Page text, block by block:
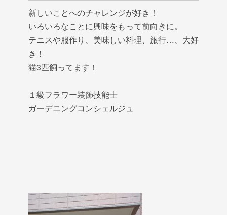
新しいことへのチャレンジが好き！
いろいろなことに興味をもって前向きに。
テニスや服作り、美味しい料理、旅行…、大好
き！
猫3匹飼ってます！
１級フラワー装飾技能士
ガーデニングコンシェルジュ